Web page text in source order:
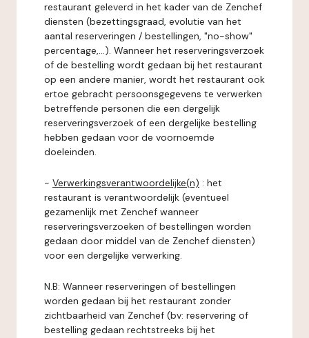
restaurant geleverd in het kader van de Zenchef
diensten (bezettingsgraad, evolutie van het
aantal reserveringen / bestellingen, "no-show"
percentage,...). Wanneer het reserveringsverzoek
of de bestelling wordt gedaan bij het restaurant
op een andere manier, wordt het restaurant ook
ertoe gebracht persoonsgegevens te verwerken
betreffende personen die een dergelijk
reserveringsverzoek of een dergelijke bestelling
hebben gedaan voor de voornoemde
doeleinden.
- Verwerkingsverantwoordelijke(n) : het
restaurant is verantwoordelijk (eventueel
gezamenlijk met Zenchef wanneer
reserveringsverzoeken of bestellingen worden
gedaan door middel van de Zenchef diensten)
voor een dergelijke verwerking.
N.B: Wanneer reserveringen of bestellingen
worden gedaan bij het restaurant zonder
zichtbaarheid van Zenchef (bv: reservering of
bestelling gedaan rechtstreeks bij het